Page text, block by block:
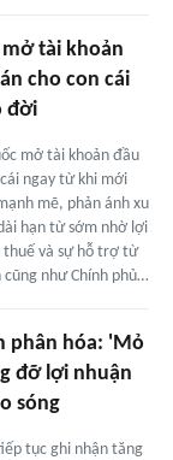
mở tài khoản
cho con cái
đời
mở tài khoản đầu
ngay từ khi mới
mẽ, phản ánh xu
hạn từ sớm nhờ lợi
thuế và sự hỗ trợ từ
như Chính phủ…
phân hóa: 'Mỏ
đỡ lợi nhuận
sóng
tục ghi nhận tăng